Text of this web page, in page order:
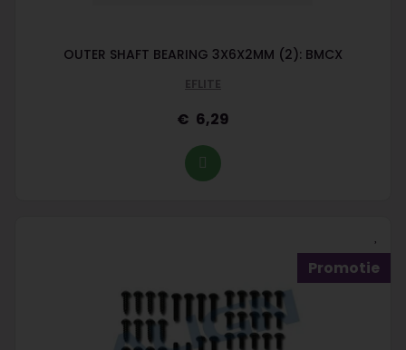
OUTER SHAFT BEARING 3X6X2MM (2): BMCX
EFLITE
6,29
Promotie